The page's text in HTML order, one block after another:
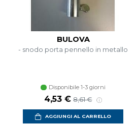
BULOVA
- snodo porta pennello in metallo
Disponibile 1-3 giorni
Prezzo scontato
4,53 € Prezzo di listino
8,61 €
AGGIUNGI AL CARRELLO